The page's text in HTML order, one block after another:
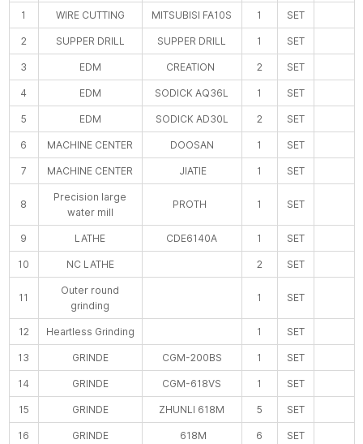
1 WIRE CUTTING MITSUBISI FA10S 1 SET
2 SUPPER DRILL SUPPER DRILL 1 SET
3 EDM CREATION 2 SET
4 EDM SODICK AQ36L 1 SET
5 EDM SODICK AD30L 2 SET
6 MACHINE CENTER DOOSAN 1 SET
7 MACHINE CENTER JIATIE 1 SET
8
Precision large
water mill
PROTH 1 SET
9 LATHE CDE6140A 1 SET
10 NC LATHE 2 SET
11
Outer round
grinding
1 SET
12 Heartless Grinding 1 SET
13 GRINDE CGM-200BS 1 SET
14 GRINDE CGM-618VS 1 SET
15 GRINDE ZHUNLI 618M 5 SET
16 GRINDE 618M 6 SET